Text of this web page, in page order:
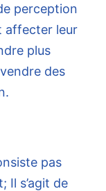
perception
affecter leur
plus
des
pas
Il s’agit de